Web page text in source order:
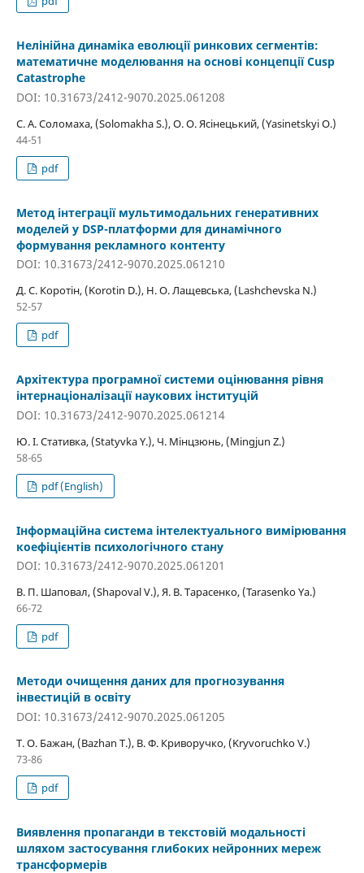
Нелінійна динаміка еволюції ринкових сегментів:
математичне моделювання на основі концепції Cusp
Catastrophe
DOI: 10.31673/2412-9070.2025.061208
С. А. Соломаха, (Solomakha S.), О. О. Ясінецький, (Yasinetskyi O.)
44-51
pdf
Метод інтеграції мультимодальних генеративних
моделей у DSP-платформи для динамічного
формування рекламного контенту
DOI: 10.31673/2412-9070.2025.061210
Д. С. Коротін, (Korotin D.), Н. О. Лащевська, (Lashchevska N.)
52-57
pdf
Архітектура програмної системи оцінювання рівня
інтернаціоналізації наукових інституцій
DOI: 10.31673/2412-9070.2025.061214
Ю. І. Стативка, (Statyvka Y.), Ч. Мінцзюнь, (Mingjun Z.)
58-65
pdf (English)
Інформаційна система інтелектуального вимірювання
коефіцієнтів психологічного стану
DOI: 10.31673/2412-9070.2025.061201
В. П. Шаповал, (Shapoval V.), Я. В. Тарасенко, (Tarasenko Ya.)
66-72
pdf
Методи очищення даних для прогнозування
інвестицій в освіту
DOI: 10.31673/2412-9070.2025.061205
Т. О. Бажан, (Bazhan T.), В. Ф. Криворучко, (Kryvoruchko V.)
73-86
pdf
Виявлення пропаганди в текстовій модальності
шляхом застосування глибоких нейронних мереж
трансформерів